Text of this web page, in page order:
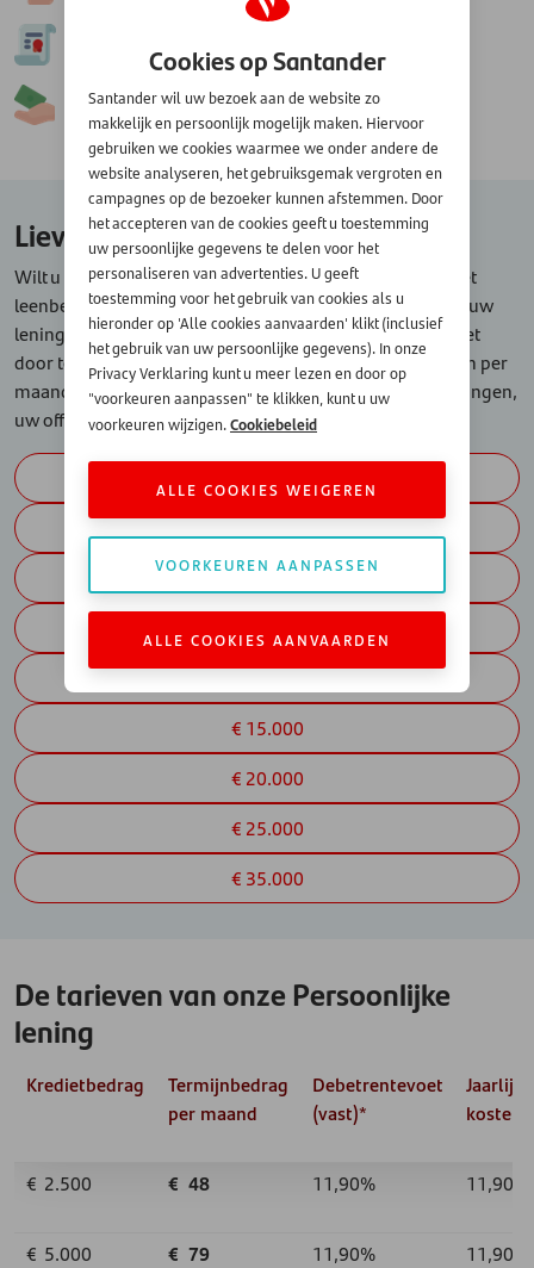
3.Geld ontvangen
Liever een ander bedrag lenen?
Wilt u meer of minder lenen dan € 45.000, klik dan op het
leenbedrag van uw keuze hieronder en bereken meteen uw
lening. Want welke plannen u ook heeft, maak ze concreet
door te berekenen of u dit bedrag kunt lenen en wat u dan per
maand gaat betalen. Vraag vrijblijvend, zonder verplichtingen,
uw offerte aan of bel ons op 030-6388042.
€ 2.500
€ 5.000
€ 10.000
€ 15.000
€ 20.000
€ 25.000
€ 35.000
De tarieven van onze Persoonlijke
lening
Kredietbedrag
Termijnbedrag
per maand
Debetrentevoet
(vast)*
€ 2.500 € 48 11,90% 11,90%
€ 5.000 € 79 11,90% 11,90%
Cookies op Santander
Santander wil uw bezoek aan de website zo
makkelijk en persoonlijk mogelijk maken. Hiervoor
gebruiken we cookies waarmee we onder andere de
website analyseren, het gebruiksgemak vergroten en
campagnes op de bezoeker kunnen afstemmen. Door
het accepteren van de cookies geeft u toestemming
uw persoonlijke gegevens te delen voor het
personaliseren van advertenties. U geeft
toestemming voor het gebruik van cookies als u
hieronder op 'Alle cookies aanvaarden' klikt (inclusief
het gebruik van uw persoonlijke gegevens). In onze
Privacy Verklaring kunt u meer lezen en door op
"voorkeuren aanpassen" te klikken, kunt u uw
voorkeuren wijzigen.Cookiebeleid
ALLE COOKIES WEIGEREN
VOORKEUREN AANPASSEN
ALLE COOKIES AANVAARDEN